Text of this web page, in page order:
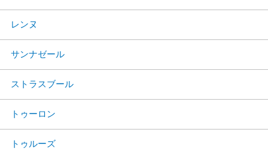
レンヌ
サンナゼール
ストラスブール
トゥーロン
トゥルーズ